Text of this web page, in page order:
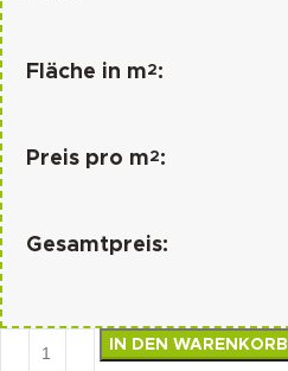
Fläche in m2:
Preis pro m2:
Gesamtpreis:
IN DEN WARENKORB